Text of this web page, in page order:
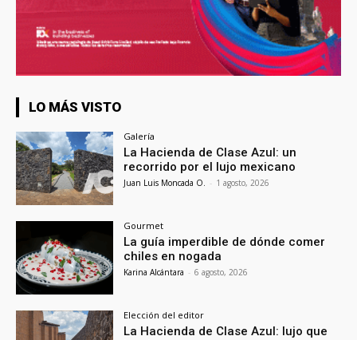
LO MÁS VISTO
Galería
La Hacienda de Clase Azul: un
recorrido por el lujo mexicano
Juan Luis Moncada O. - 1 agosto, 2026
Gourmet
La guía imperdible de dónde comer
chiles en nogada
Karina Alcántara - 6 agosto, 2026
Elección del editor
La Hacienda de Clase Azul: lujo que